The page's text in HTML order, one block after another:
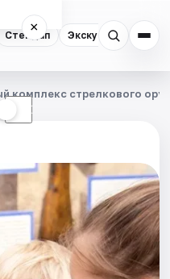
Стендап Экскурсии
×
☾
комплекс стрелкового